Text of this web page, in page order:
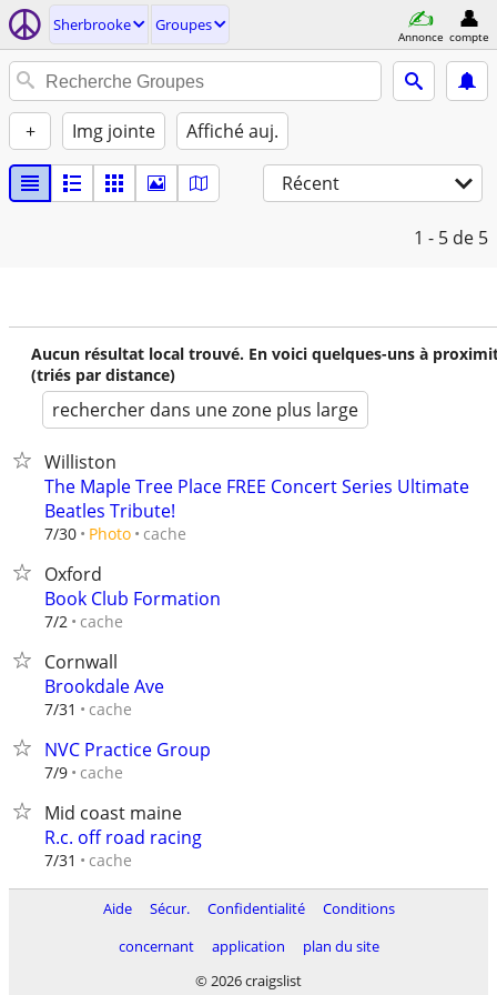
Sherbrooke Groupes
Annonce compte
+ Img jointe Affiché auj.
Récent
1 - 5 de 5
Aucun résultat local trouvé. En voici quelques-uns à
(triés par distance)
rechercher dans une zone plus large
Williston
The Maple Tree Place FREE Concert Series Ultimate
Beatles Tribute!
7/30 Photo cache
Oxford
Book Club Formation
7/2 cache
Cornwall
Brookdale Ave
7/31 cache
NVC Practice Group
7/9 cache
Mid coast maine
R.c. off road racing
7/31 cache
Aide Sécur. Confidentialité
Conditions
concernant
application
plan du site
© 2026 craigslist